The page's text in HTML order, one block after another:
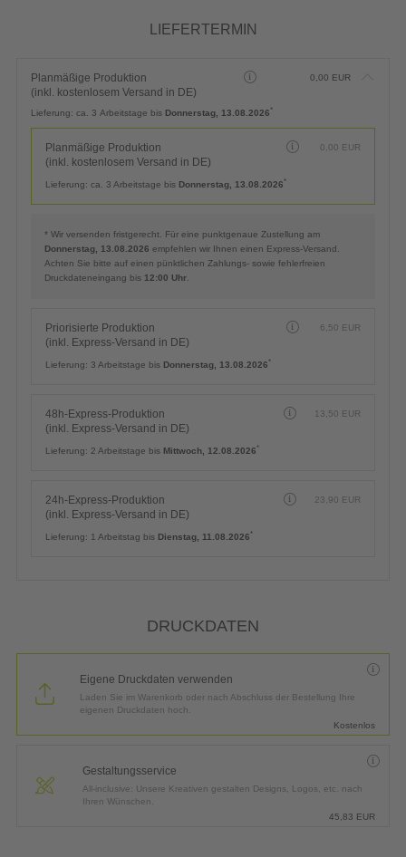
LIEFERTERMIN
Planmäßige Produktion
(inkl. kostenlosem Versand in DE)
0,00 EUR
Lieferung: ca. 3 Arbeitstage bis Donnerstag, 13.08.2026*
Planmäßige Produktion
(inkl. kostenlosem Versand in DE)
0,00 EUR
Lieferung: ca. 3 Arbeitstage bis Donnerstag, 13.08.2026*
* Wir versenden fristgerecht. Für eine punktgenaue Zustellung am
Donnerstag, 13.08.2026 empfehlen wir Ihnen einen Express-Versand.
Achten Sie bitte auf einen pünktlichen Zahlungs- sowie fehlerfreien
Druckdateneingang bis 12:00 Uhr
Priorisierte Produktion
(inkl. Express-Versand in DE)
6,50 EUR
Lieferung: 3 Arbeitstage bis Donnerstag, 13.08.2026*
48h-Express-Produktion
(inkl. Express-Versand in DE)
13,50 EUR
Lieferung: 2 Arbeitstage bis Mittwoch, 12.08.2026*
24h-Express-Produktion
(inkl. Express-Versand in DE)
23,90 EUR
Lieferung: 1 Arbeitstag bis Dienstag, 11.08.2026*
DRUCKDATEN
Eigene Druckdaten verwenden
Laden Sie im Warenkorb oder nach Abschluss der Bestellung Ihre
eigenen Druckdaten hoch.
Kostenlos
Gestaltungsservice
All-inclusive: Unsere Kreativen gestalten Designs, Logos, etc. nach
Ihren Wünschen.
45,83 EUR